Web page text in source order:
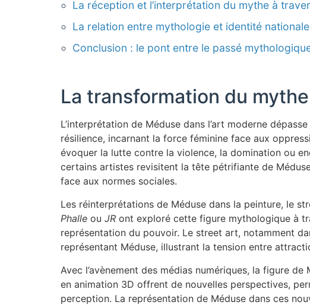
La réception et l’interprétation du mythe à
La relation entre mythologie et identité
Conclusion : le pont entre le passé
La transformation du
L’interprétation de Méduse dans l’art moderne
résilience, incarnant la force féminine face aux
évoquer la lutte contre la violence, la domination ou
certains artistes revisitent la tête pétrifiante de
face aux normes sociales.
Les réinterprétations de Méduse dans la peinture, le
Phalle ou JR ont exploré cette figure mythologique à
représentation du pouvoir. Le street art, notamment
représentant Méduse, illustrant la tension entre
Avec l’avènement des médias numériques, la figure
en animation 3D offrent de nouvelles perspectives,
perception. La représentation de Méduse dans ces